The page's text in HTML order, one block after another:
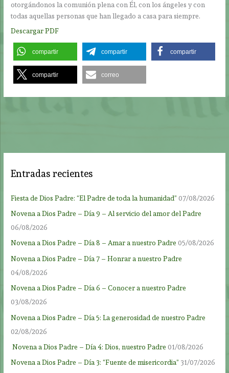
otorgándonos la comunión plena con Él, con los ángeles y con
todas aquellas personas que han llegado a casa para siempre.
Descargar PDF
compartir compartir compartir
compartir correo
Entradas recientes
Fiesta de Dios Padre: “El Padre de toda la humanidad” 07/08/2026
Novena a Dios Padre – Día 9 – Al servicio del amor del Padre
06/08/2026
Novena a Dios Padre – Día 8 – Amar a nuestro Padre 05/08/2026
Novena a Dios Padre – Día 7 – Honrar a nuestro Padre
04/08/2026
Novena a Dios Padre – Día 6 – Conocer a nuestro Padre
03/08/2026
Novena a Dios Padre – Día 5: La generosidad de nuestro Padre
02/08/2026
Novena a Dios Padre – Día 4: Dios, nuestro Padre 01/08/2026
Novena a Dios Padre – Día 3: “Fuente de misericordia” 31/07/2026